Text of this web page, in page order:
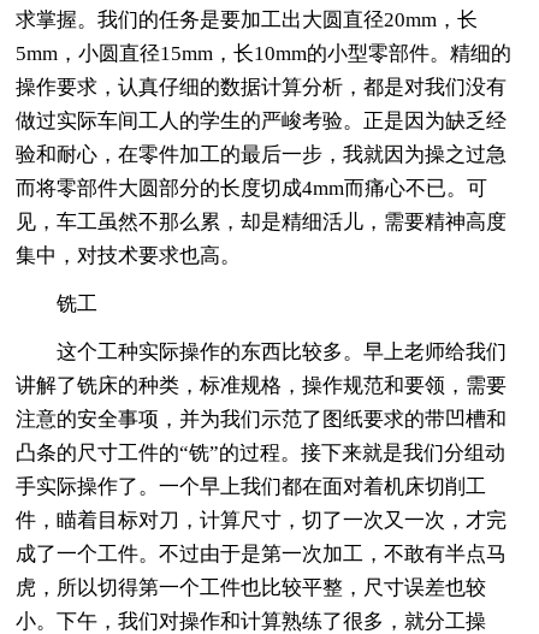
求掌握。我们的任务是要加工出大圆直径20mm，长
5mm，小圆直径15mm，长10mm的小型零部件。精细的
操作要求，认真仔细的数据计算分析，都是对我们没有
做过实际车间工人的学生的严峻考验。正是因为缺乏经
验和耐心，在零件加工的最后一步，我就因为操之过急
而将零部件大圆部分的长度切成4mm而痛心不已。可
见，车工虽然不那么累，却是精细活儿，需要精神高度
集中，对技术要求也高。
铣工
这个工种实际操作的东西比较多。早上老师给我们
讲解了铣床的种类，标准规格，操作规范和要领，需要
注意的安全事项，并为我们示范了图纸要求的带凹槽和
凸条的尺寸工件的“铣”的过程。接下来就是我们分组动
手实际操作了。一个早上我们都在面对着机床切削工
件，瞄着目标对刀，计算尺寸，切了一次又一次，才完
成了一个工件。不过由于是第一次加工，不敢有半点马
虎，所以切得第一个工件也比较平整，尺寸误差也较
小。下午，我们对操作和计算熟练了很多，就分工操